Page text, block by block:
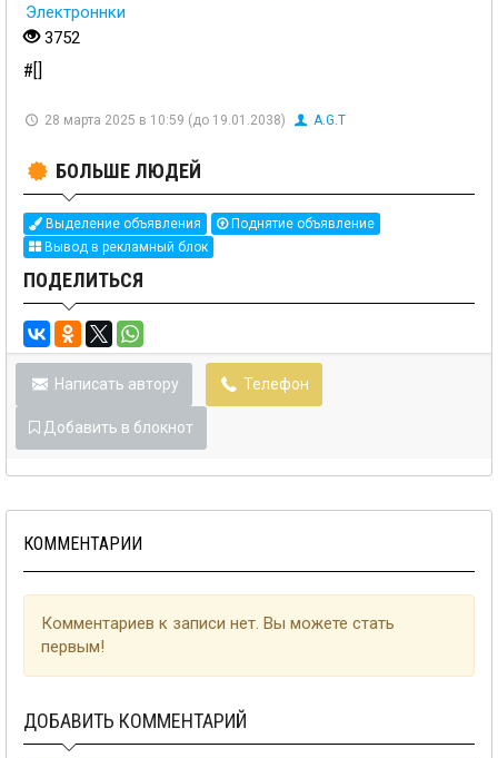
Электроннки
3752
#[]
28 марта 2025 в 10:59 (до 19.01.2038) A.G.T
БОЛЬШЕ ЛЮДЕЙ
Выделение объявления
Поднятие объявление
Вывод в рекламный блок
ПОДЕЛИТЬСЯ
Написать автору Телефон
Добавить в блокнот
КОММЕНТАРИИ
Комментариев к записи нет. Вы можете стать
первым!
ДОБАВИТЬ КОММЕНТАРИЙ